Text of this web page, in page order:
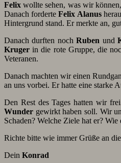
Felix wollte sehen, was wir
Danach forderteFelix Alanus
Hintergrund stand. Er merkte an,
Danach durften nochRuben und
Kruger in die rote Gruppe, die
Veteranen.
Danach machten wir einen
an uns vorbei. Er hatte eine starke
Den Rest des Tages hatten wir
Wunder gewirkt haben soll. Wir
Schaden? Welche Ziele hat er?
Richte bitte wie immer Grüße an
Dein Konrad